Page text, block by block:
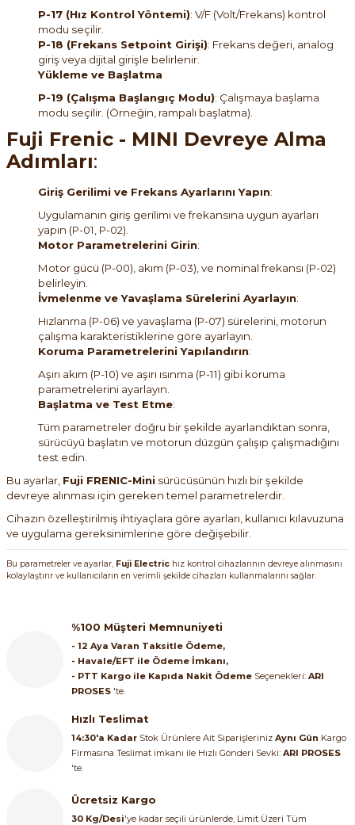
P-17 (Hız Kontrol Yöntemi): V/F (Volt/Frekans) kontrol
modu seçilir.
P-18 (Frekans Setpoint Girişi): Frekans değeri, analog
giriş veya dijital girişle belirlenir.
Yükleme ve Başlatma
P-19 (Çalışma Başlangıç Modu): Çalışmaya başlama
modu seçilir. (Örneğin, rampalı başlatma).
Fuji Frenic - MINI Devreye Alma
Adımları:
Giriş Gerilimi ve Frekans Ayarlarını Yapın:
Uygulamanın giriş gerilimi ve frekansına uygun ayarları
yapın (P-01, P-02).
Motor Parametrelerini Girin:
Motor gücü (P-00), akım (P-03), ve nominal frekansı (P-02)
belirleyin.
İvmelenme ve Yavaşlama Sürelerini Ayarlayın:
Hızlanma (P-06) ve yavaşlama (P-07) sürelerini, motorun
çalışma karakteristiklerine göre ayarlayın.
Koruma Parametrelerini Yapılandırın:
Aşırı akım (P-10) ve aşırı ısınma (P-11) gibi koruma
parametrelerini ayarlayın.
Başlatma ve Test Etme:
Tüm parametreler doğru bir şekilde ayarlandıktan sonra,
sürücüyü başlatın ve motorun düzgün çalışıp çalışmadığını
test edin.
Bu ayarlar, Fuji FRENIC-Mini sürücüsünün hızlı bir şekilde
devreye alınması için gereken temel parametrelerdir.
Cihazın özelleştirilmiş ihtiyaçlara göre ayarları, kullanıcı kılavuzuna
ve uygulama gereksinimlerine göre değişebilir.
Bu parametreler ve ayarlar, Fuji Electric hız kontrol cihazlarının devreye alınmasını
kolaylaştırır ve kullanıcıların en verimli şekilde cihazları kullanmalarını sağlar.
%100 Müşteri Memnuniyeti
- 12 Aya Varan Taksitle Ödeme,
- Havale/EFT ile Ödeme İmkanı,
- PTT Kargo ile Kapıda Nakit Ödeme Seçenekleri: ARI
PROSES 'te.
Hızlı Teslimat
14:30'a Kadar Stok Ürünlere Ait Siparişleriniz Aynı Gün Kargo
Firmasına Teslimat imkanı ile Hızlı Gönderi Sevki: ARI PROSES
'te.
Ücretsiz Kargo
30 Kg/Desi'ye kadar seçili ürünlerde, Limit Üzeri Tüm